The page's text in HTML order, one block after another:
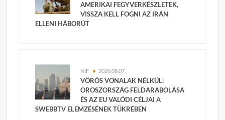
AMERIKAI FEGYVERKÉSZLETEK,
VISSZA KELL FOGNI AZ IRÁN
ELLENI HÁBORÚT
NIF 2026.08.07.
VÖRÖS VONALAK NÉLKÜL:
OROSZORSZÁG FELDARABOLÁSA
ÉS AZ EU VALÓDI CÉLJAI A
SWEBBTV ELEMZÉSÉNEK TÜKRÉBEN